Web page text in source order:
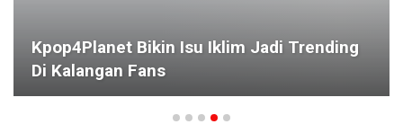
Kpop4Planet Bikin Isu Iklim Jadi Trending
Di Kalangan Fans